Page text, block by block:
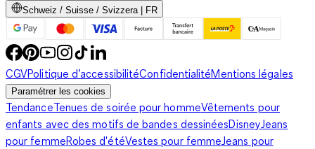
Schweiz / Suisse / Svizzera | FR
CGVPolitique d’accessibilitéConfidentialitéMentions légales
Paramétrer les cookies
TendanceTenues de soirée pour hommeVêtements pour
enfants avec des motifs de bandes dessinéesDisneyJeans
pour femmeRobes d'étéVestes pour femmeJeans pour